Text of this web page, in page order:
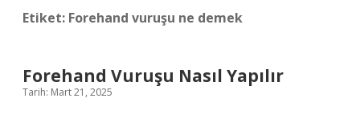
Etiket: Forehand vuruşu ne demek
Forehand Vuruşu Nasıl Yapılır
Tarih: Mart 21, 2025